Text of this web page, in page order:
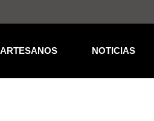
ARTESANOS NOTICIAS